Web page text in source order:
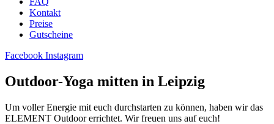
Kontakt
Preise
Gutscheine
Facebook Instagram
Outdoor-Yoga mitten in Leipzig
Um voller Energie mit euch durchstarten zu können, haben wir das
ELEMENT Outdoor errichtet. Wir freuen uns auf euch!